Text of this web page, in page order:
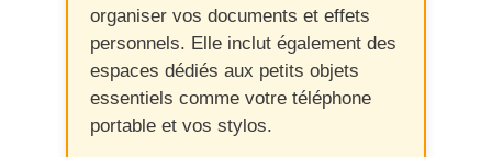
organiser vos documents et effets
personnels. Elle inclut également des
espaces dédiés aux petits objets
essentiels comme votre téléphone
portable et vos stylos.